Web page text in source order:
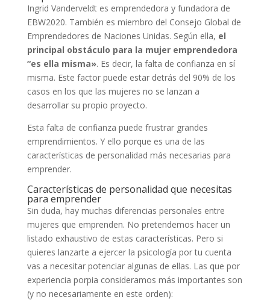
Ingrid Vanderveldt es emprendedora y fundadora de
EBW2020. También es miembro del Consejo Global de
Emprendedores de Naciones Unidas. Según ella, el
principal obstáculo para la mujer emprendedora
“es ella misma». Es decir, la falta de confianza en sí
misma. Este factor puede estar detrás del 90% de los
casos en los que las mujeres no se lanzan a
desarrollar su propio proyecto.
Esta falta de confianza puede frustrar grandes
emprendimientos. Y ello porque es una de las
características de personalidad más necesarias para
emprender.
Características de personalidad que necesitas
para emprender
Sin duda, hay muchas diferencias personales entre
mujeres que emprenden. No pretendemos hacer un
listado exhaustivo de estas características. Pero si
quieres lanzarte a ejercer la psicología por tu cuenta
vas a necesitar potenciar algunas de ellas. Las que por
experiencia porpia consideramos más importantes son
(y no necesariamente en este orden):